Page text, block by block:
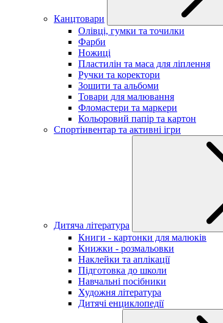
Канцтовари
Олівці, гумки та точилки
Фарби
Ножиці
Пластилін та маса для ліплення
Ручки та коректори
Зошити та альбоми
Товари для малювання
Фломастери та маркери
Кольоровий папір та картон
Спортінвентар та активні ігри
Дитяча література
Книги - картонки для малюків
Книжки - розмальовки
Наклейки та аплікації
Підготовка до школи
Навчальні посібники
Художня література
Дитячі енциклопедії